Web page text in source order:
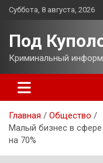
Перейти
Суббота, 8 августа, 2026
Под
Криминальный
Главная
Общество
Малый бизнес в сфере
на 70%